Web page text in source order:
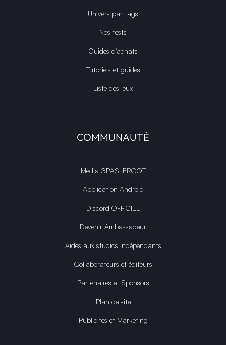
Univers par tags
Nos tests
Guides d'achats
Tutoriels et guides
Liste des jeux
COMMUNAUTÉ
Média GPASLEROOT
Application Android
Discord OFFICIEL
Devenir Ambassadeur
Aides aux studios indépendants
Collaborateurs et éditeurs
Partenaires et Sponsors
Plan de site
Publicités et Marketing